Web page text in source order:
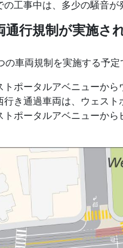
の工事中は、多少の騒音が
通行規制が実施さ
の車両規制を実施する予定
ポータルアベニューから
行き通過車両は、ウェスト
トポータルアベニューか